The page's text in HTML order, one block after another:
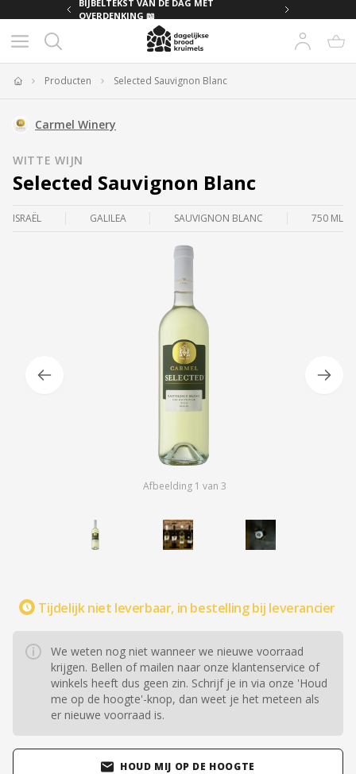
BIJBELTEKST VAN DE DAG MET
OVERDENKING 📖
Producten Selected Sauvignon Blanc
Carmel Winery
WITTE WIJN
Selected Sauvignon Blanc
ISRAËL GALILEA SAUVIGNON BLANC 750 ML
Afbeelding 1 van 3
Tijdelijk niet leverbaar, in bestelling bij leverancier
We weten nog niet wanneer we nieuwe voorraad
krijgen. Bellen of mailen naar onze klantenservice of
winkels heeft dus geen zin. Schrijf je in via onze 'Houd
me op de hoogte'-knop, dan weet je het meteen als
er nieuwe voorraad is.
HOUD MIJ OP DE HOOGTE